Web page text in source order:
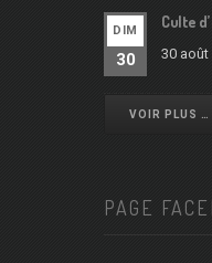
DIM
30
Culte
30 août
VOIR PLUS …
PAGE